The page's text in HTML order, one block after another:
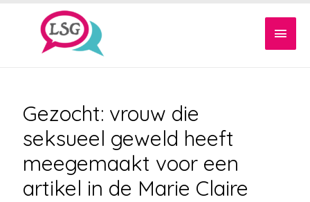
Gezocht: vrouw die
seksueel geweld heeft
meegemaakt voor een
artikel in de Marie Claire